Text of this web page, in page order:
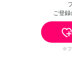
ご登録
※フ